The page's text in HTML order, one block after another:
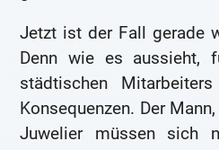
Jetzt ist der Fall gerade
Denn wie es aussieht,
städtischen
Konsequenzen. Der
Juwelier müssen sich